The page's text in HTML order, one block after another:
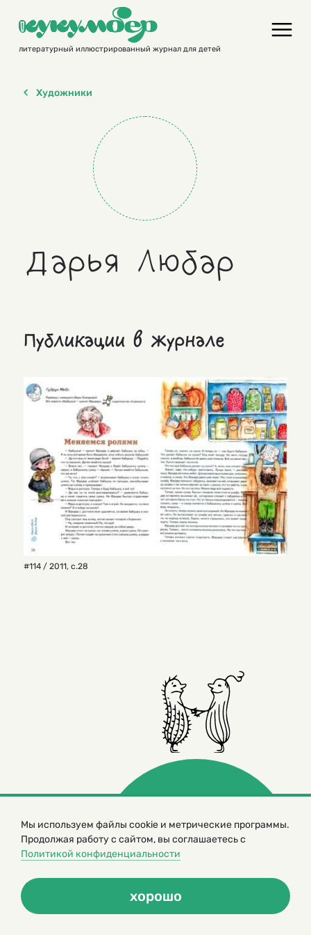
contentлитературный иллюстрированный журнал для детей
Художники
Дарья Любар
Публикации в журнале
#114 / 2011, с.28
© 2000 – 2026. Кукумбер. Литературный иллюстрированный
журнал для детей
Копирование материалов возможно только с разрешения редакторов
Политика конфиденциальности
Мы используем файлы cookie и метрические программы.
Продолжая работу с сайтом, вы соглашаетесь с
Политикой конфиденциальности
хорошо